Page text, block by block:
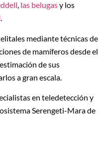
, las belugasy los
.
mediante técnicas de
de mamíferos desde el
de sus
a gran escala.
en teledetección y
Serengeti-Mara de